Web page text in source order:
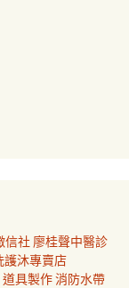
信社 廖桂聲中醫診
護沐專賣店
道具製作消防水帶